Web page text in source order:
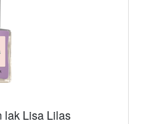
lak Lisa Lilas